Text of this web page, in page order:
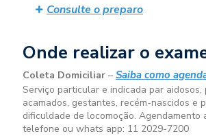
Consulte o preparo
Onde realizar o
Coleta Domiciliar – Saiba como
Serviço particular e indicada par aidosos,
acamados, gestantes, recém-nascidos e
dificuldade de locomoção. Agendamento
telefone ou whats app: 11 2029-7200